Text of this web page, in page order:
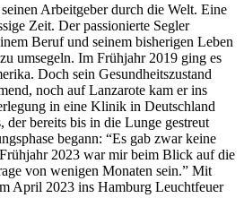
Arbeitgeber durch die Welt. Eine
Zeit. Der passionierte Segler
Beruf und seinem bisherigen Leben
umsegeln. Im Frühjahr 2019 ging es
Doch sein Gesundheitszustand
noch auf Lanzarote kam er ins
in eine Klinik in Deutschland
der bereits bis in die Lunge gestreut
begann: “Es gab zwar keine
2023 war mir beim Blick auf die
von wenigen Monaten sein.” Mit
April 2023 ins Hamburg Leuchtfeuer